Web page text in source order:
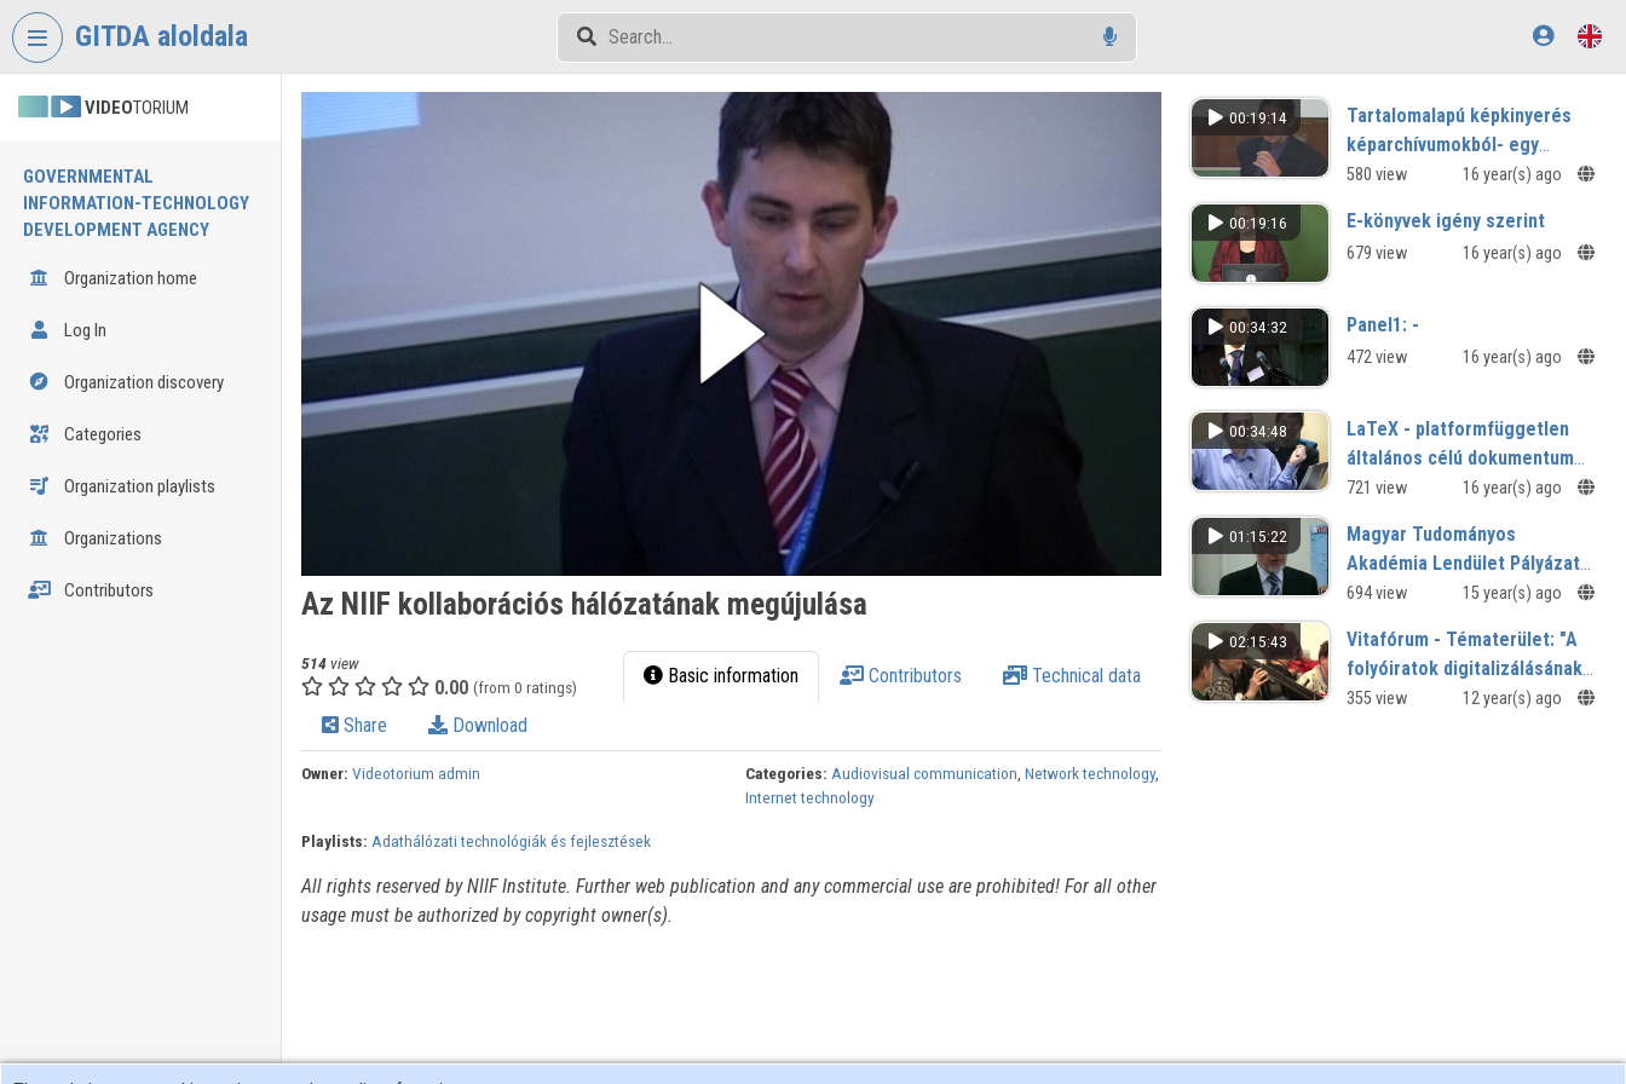
Skip header
GITDA aloldala
VIDEOTORIUM
GOVERNMENTAL
INFORMATION-TECHNOLOGY
DEVELOPMENT AGENCY
Organization home
Log In
Organization discovery
Categories
Organization playlists
Organizations
Contributors Az NIIF kollaborációs hálózatának megújulása
514view
0.00 (from 0 ratings) Basic information Contributors Technical data
Share Download
Owner: Videotorium admin Categories: Audiovisual communication,Network technology,
Internet technology
Playlists: Adathálózati technológiák és fejlesztések
All rights reserved by NIIF Institute. Further web publication and any commercial use are prohibited! For all other
usage must be authorized by copyright owner(s).
00:19:14
Tartalomalapú képkinyerés
képarchívumokból- egy
lehetséges megoldás
580 view 16 year(s) ago
00:19:16 E-könyvek igény szerint
679 view 16 year(s) ago
00:34:32 Panel1: -
472 view 16 year(s) ago
00:34:48
LaTeX - platformfüggetlen
általános célú dokumentum
készítő rendszer II.
721 view 16 year(s) ago
01:15:22
Magyar Tudományos
Akadémia Lendület Pályázat
eredményhirdetés
694 view 15 year(s) ago
02:15:43
Vitafórum - Tématerület: "A
folyóiratok digitalizálásának,
feltárásának, az országos
355 view 12 year(s) ago